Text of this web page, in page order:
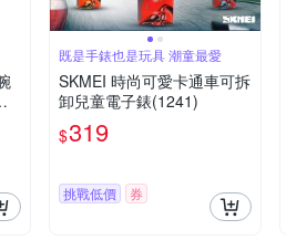
既是手錶也是玩具 潮童最愛
SKMEI 時尚可愛卡通車可拆
卸兒童電子錶(1241)
$319
挑戰低價 券